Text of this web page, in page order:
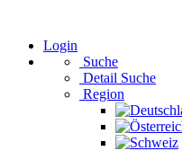
Login
Suche
Detail Suche
Region